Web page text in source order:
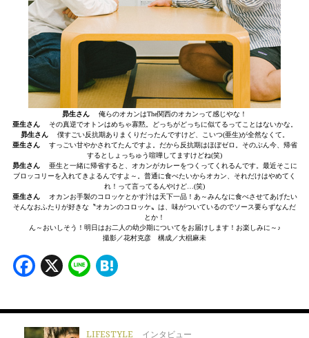
昴生さん 俺らのオカンはThe関西のオカンって感じやな！
亜生さんその真逆でオトンはめちゃ寡黙。どっちがどっちに似てるってことはないかな。
昴生さん僕すごい反抗期ありまくりだったんですけど、こいつ(亜生)が全然なくて。
亜生さんすっごい甘やかされてたんですよ。だから反抗期はほぼゼロ。そのぶん今、帰省
するとしょっちゅう喧嘩してますけどね(笑)
昴生さん亜生と一緒に帰省すると、オカンがカレーをつくってくれるんです。最近そこに
ブロッコリーを入れてきよるんですよ～。普通に食べたいからオカン、それだけはやめてく
れ！って言ってるんやけど…(笑)
亜生さんオカンお手製のコロッケとかす汁は天下一品！あ～みんなに食べさせてあげたい
そんなおふたりが好きな〝オカンのコロッケ〟は、味がついているのでソース要らずなんだ
とか！
ん～おいしそう！明日はお二人の幼少期についてをお届けします！お楽しみに～♪
撮影／花村克彦 構成／大椙麻未
Facebook
X Line
LIFESTYLE インタビュー